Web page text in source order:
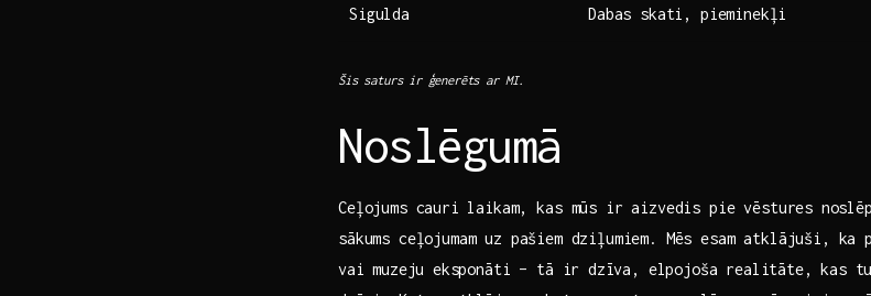
Sigulda Dabas skati, pieminekļi
Šis saturs ir ⁤ģenerēts ar MI.
Noslēgumā
Ceļojums ‌cauri ⁤laikam, kas mūs ir aizvedis pie vēstures⁢
sākums ceļojumam uz‍ pašiem⁢ dziļumiem. Mēs​ esam atklājuši,
vai ⁢muzeju ⁤eksponāti – tā ir ⁢dzīva, elpojoša⁤ realitāte, ⁣kas